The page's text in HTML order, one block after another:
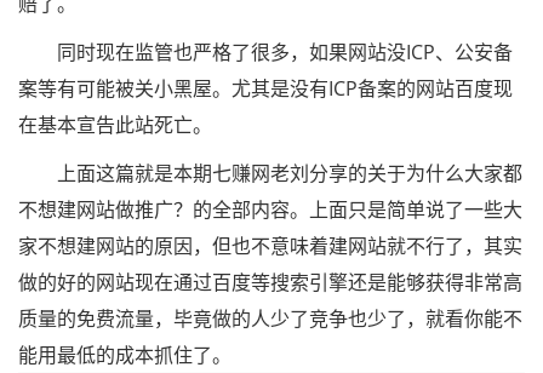
同时现在监管也严格了很多，如果网站没ICP、公安备
案等有可能被关小黑屋。尤其是没有ICP备案的网站百度现
在基本宣告此站死亡。
上面这篇就是本期七赚网老刘分享的关于为什么大家都
不想建网站做推广？的全部内容。上面只是简单说了一些大
家不想建网站的原因，但也不意味着建网站就不行了，其实
做的好的网站现在通过百度等搜索引擎还是能够获得非常高
质量的免费流量，毕竟做的人少了竞争也少了，就看你能不
能用最低的成本抓住了。